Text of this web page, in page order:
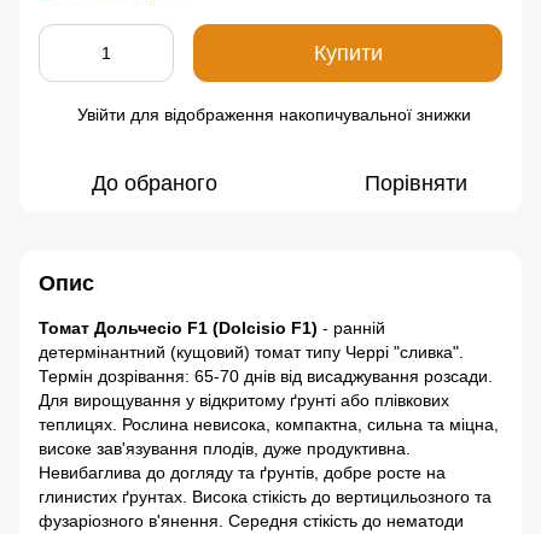
Купити
Увійти для відображення накопичувальної знижки
До обраного Порівняти
Опис
Томат Дольчесіо F1 (Dolcisio F1) - ранній
детермінантний (кущовий) томат типу Черрі "сливка".
Термін дозрівання: 65-70 днів від висаджування розсади.
Для вирощування у відкритому ґрунті або плівкових
теплицях. Рослина невисока, компактна, сильна та міцна,
високе зав'язування плодів, дуже продуктивна.
Невибаглива до догляду та ґрунтів, добре росте на
глинистих ґрунтах. Висока стікість до вертицильозного та
фузаріозного в'янення. Середня стікість до нематоди